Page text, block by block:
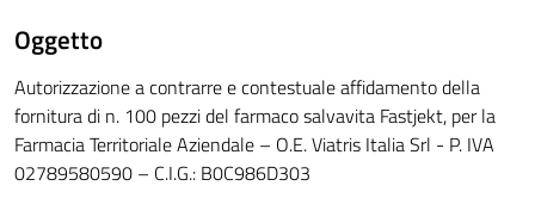
Oggetto
Autorizzazione a contrarre e contestuale affidamento della
fornitura di n. 100 pezzi del farmaco salvavita Fastjekt, per la
Farmacia Territoriale Aziendale – O.E. Viatris Italia Srl - P. IVA
02789580590 – C.I.G.: B0C986D303